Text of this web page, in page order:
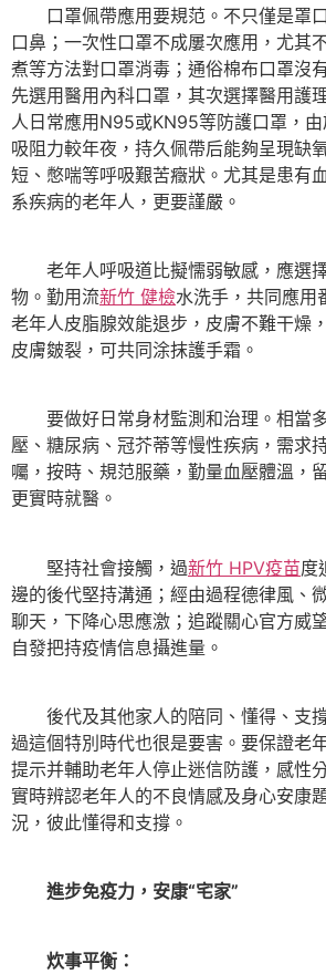
口罩佩帶應用要規范。不只僅是罩
口鼻；一次性口罩不成屢次應用，尤其
煮等方法對口罩消毒；通俗棉布口罩沒
先選用醫用內科口罩，其次選擇醫用護
人日常應用N95或KN95等防護口罩，
吸阻力較年夜，持久佩帶后能夠呈現缺
短、憋喘等呼吸艱苦癥狀。尤其是患有
系疾病的老年人，更要謹嚴。
老年人呼吸道比擬懦弱敏感，應選
物。勤用流新竹 健檢水洗手，共同應用
老年人皮脂腺效能退步，皮膚不難干燥
皮膚皴裂，可共同涂抹護手霜。
要做好日常身材監測和治理。相當
壓、糖尿病、冠芥蒂等慢性疾病，需求
囑，按時、規范服藥，勤量血壓體溫，
更實時就醫。
堅持社會接觸，過新竹 HPV疫苗度
邊的後代堅持溝通；經由過程德律風、
聊天，下降心思應激；追蹤關心官方威
自發把持疫情信息攝進量。
後代及其他家人的陪同、懂得、支
過這個特別時代也很是要害。要保證老
提示并輔助老年人停止迷信防護，感性
實時辨認老年人的不良情感及身心安康
況，彼此懂得和支撐。
進步免疫力，安康“宅家”
炊事平衡：